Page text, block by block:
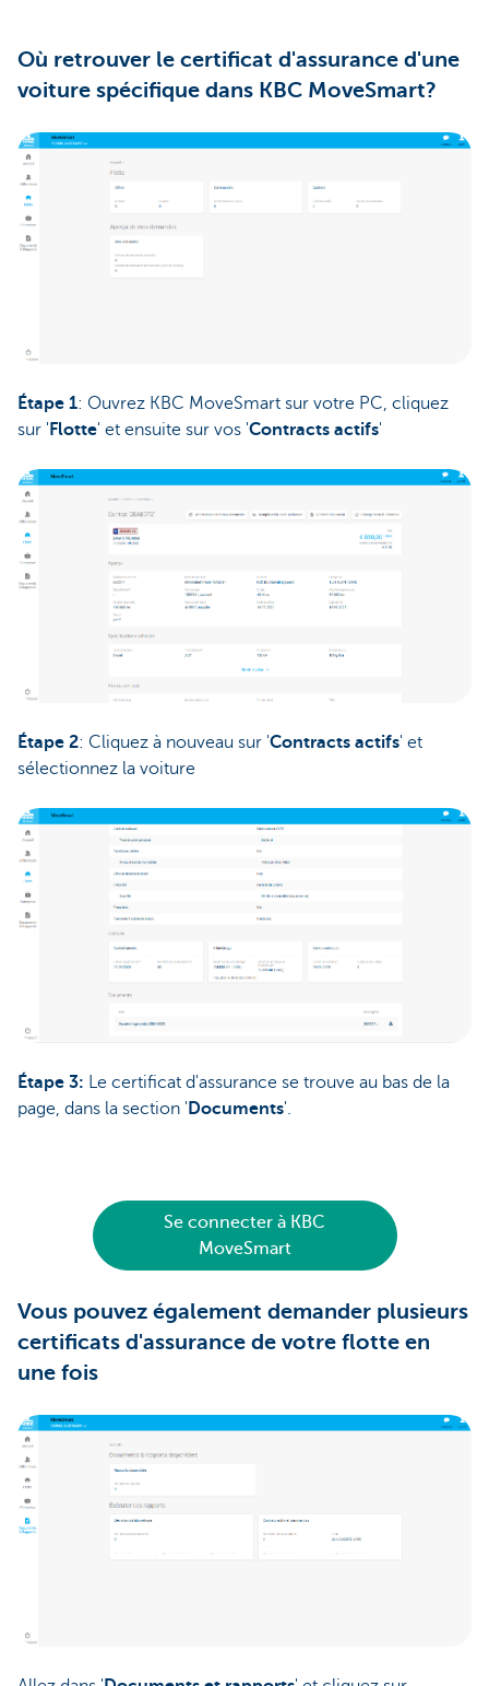
Où retrouver le certificat d'assurance d'une
voiture spécifique dans KBC MoveSmart?
Étape 1: Ouvrez KBC MoveSmart sur votre PC, cliquez
sur ' Flotte' et ensuite sur vos 'Contracts actifs'
Étape 2: Cliquez à nouveau sur 'Contracts actifs' et
sélectionnez la voiture
Étape 3: Le certificat d'assurance se trouve au bas de la
page, dans la section ' Documents'.
Se connecter à KBC
MoveSmart
Vous pouvez également demander plusieurs
certificats d'assurance de votre flotte en
une fois